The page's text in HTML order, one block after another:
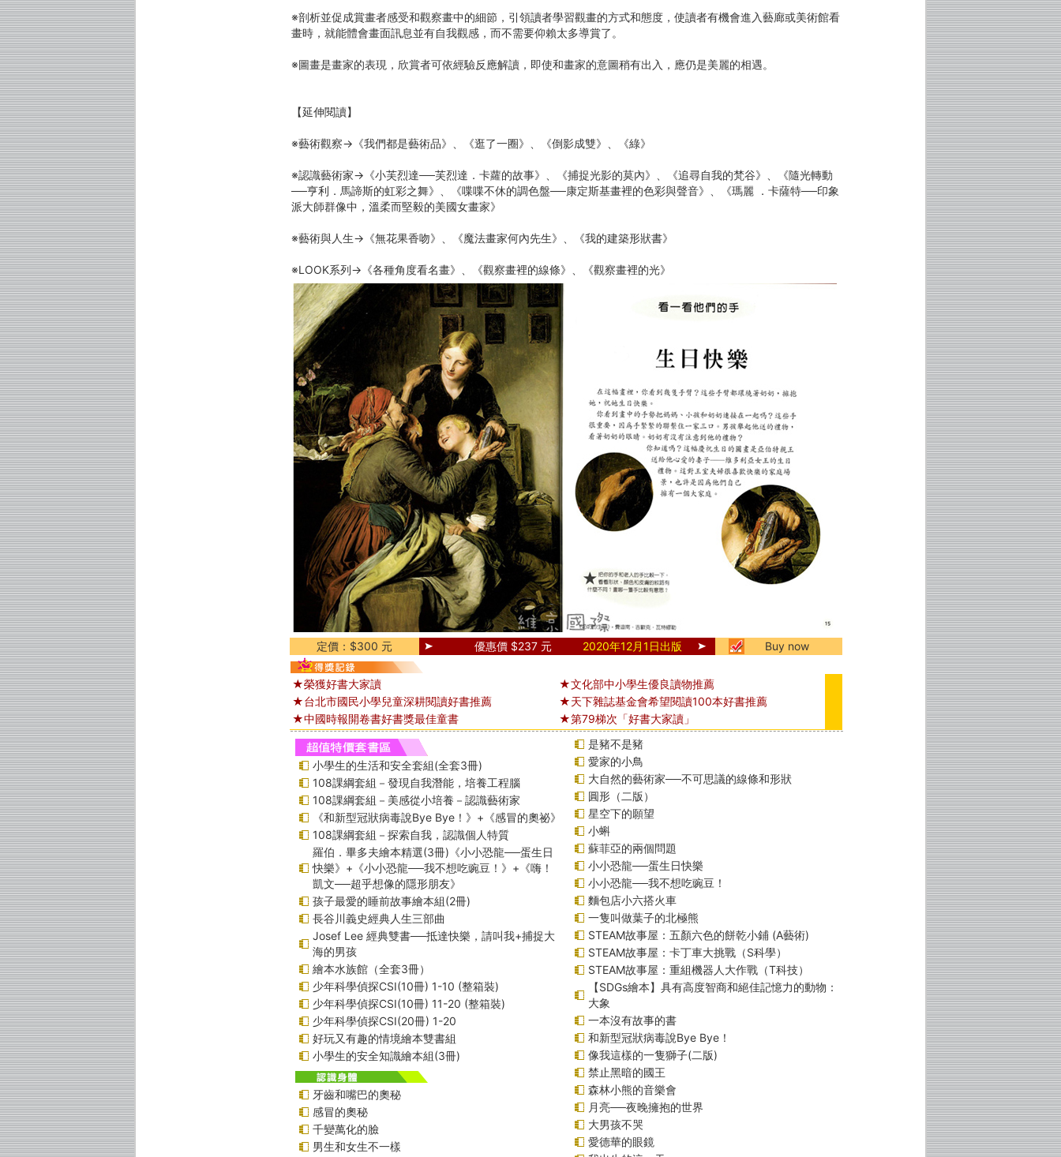
※剖析並促成賞畫者感受和觀察畫中的細節，引領讀者學習觀畫的方式和態度，使讀者有機會進入藝廊或美術館看
畫時，就能體會畫面訊息並有自我觀感，而不需要仰賴太多導賞了。
※圖畫是畫家的表現，欣賞者可依經驗反應解讀，即使和畫家的意圖稍有出入，應仍是美麗的相遇。
【延伸閱讀】
※藝術觀察→《我們都是藝術品》、《逛了一圈》、《倒影成雙》、《綠》
※認識藝術家→《小芙烈達──芙烈達．卡蘿的故事》、《捕捉光影的莫內》、《追尋自我的梵谷》、《隨光轉動
──亨利．馬諦斯的虹彩之舞》、《喋喋不休的調色盤──康定斯基畫裡的色彩與聲音》、《瑪麗 ．卡薩特──印象
派大師群像中，溫柔而堅毅的美國女畫家》
※藝術與人生→《無花果香吻》、《魔法畫家何內先生》、《我的建築形狀書》
※LOOK系列→《各種角度看名畫》、《觀察畫裡的線條》、《觀察畫裡的光》
定價：$300 元 優惠價 $237 元 2020年12月1日出版 Buy now
★榮獲好書大家讀
★台北市國民小學兒童深耕閱讀好書推薦
★中國時報開卷書好書獎最佳童書
★文化部中小學生優良讀物推薦
★天下雜誌基金會希望閱讀100本好書推薦
★第79梯次「好書大家讀」
小學生的生活和安全套組(全套3冊)
108課綱套組－發現自我潛能，培養工程腦
108課綱套組－美感從小培養－認識藝術家
《和新型冠狀病毒說Bye Bye！》+《感冒的奧祕》
108課綱套組－探索自我，認識個人特質
羅伯．畢多夫繪本精選(3冊)《小小恐龍──蛋生日
快樂》+《小小恐龍──我不想吃豌豆！》+《嗨！
凱文──超乎想像的隱形朋友》
孩子最愛的睡前故事繪本組(2冊)
長谷川義史經典人生三部曲
Josef Lee 經典雙書──抵達快樂，請叫我+捕捉大
海的男孩
繪本水族館（全套3冊）
少年科學偵探CSI(10冊) 1-10 (整箱裝)
少年科學偵探CSI(10冊) 11-20 (整箱裝)
少年科學偵探CSI(20冊) 1-20
好玩又有趣的情境繪本雙書組
小學生的安全知識繪本組(3冊)
牙齒和嘴巴的奧秘
感冒的奧秘
千變萬化的臉
男生和女生不一樣
是豬不是豬
愛家的小鳥
大自然的藝術家──不可思議的線條和形狀
圓形（二版）
星空下的願望
小蝌
蘇菲亞的兩個問題
小小恐龍──蛋生日快樂
小小恐龍──我不想吃豌豆！
麵包店小六搭火車
一隻叫做葉子的北極熊
STEAM故事屋：五顏六色的餅乾小鋪 (A藝術)
STEAM故事屋：卡丁車大挑戰（S科學）
STEAM故事屋：重組機器人大作戰（T科技）
【SDGs繪本】具有高度智商和絕佳記憶力的動物：
大象
一本沒有故事的書
和新型冠狀病毒說Bye Bye！
像我這樣的一隻獅子(二版)
禁止黑暗的國王
森林小熊的音樂會
月亮──夜晚擁抱的世界
大男孩不哭
愛德華的眼鏡